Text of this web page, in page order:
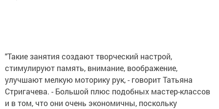
"Такие занятия создают творческий настрой,
стимулируют память, внимание, воображение,
улучшают мелкую моторику рук, - говорит Татьяна
Стригачева. - Большой плюс подобных мастер-классов
и в том, что они очень экономичны, поскольку